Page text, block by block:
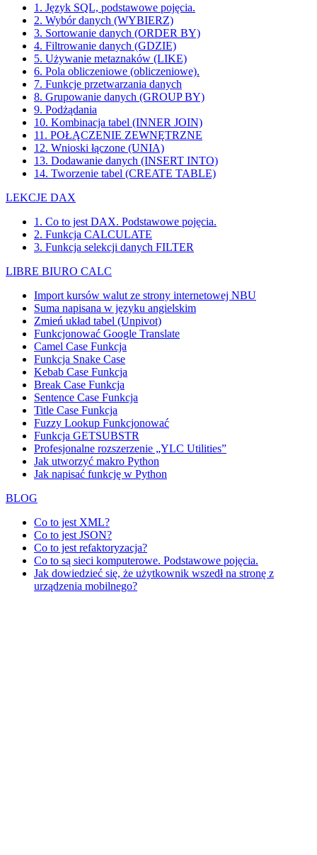
1. Język SQL, podstawowe pojęcia.
2. Wybór danych (WYBIERZ)
3. Sortowanie danych (ORDER BY)
4. Filtrowanie danych (GDZIE)
5. Używanie metaznaków (LIKE)
6. Pola obliczeniowe (obliczeniowe).
7. Funkcje przetwarzania danych
8. Grupowanie danych (GROUP BY)
9. Podżądania
10. Kombinacja tabel (INNER JOIN)
11. POŁĄCZENIE ZEWNĘTRZNE
12. Wnioski łączone (UNIA)
13. Dodawanie danych (INSERT INTO)
14. Tworzenie tabel (CREATE TABLE)
LEKCJE DAX
1. Co to jest DAX. Podstawowe pojęcia.
2. Funkcja CALCULATE
3. Funkcja selekcji danych FILTER
LIBRE BIURO CALC
Import kursów walut ze strony internetowej NBU
Suma napisana w języku angielskim
Zmień układ tabel (Unpivot)
Funkcjonować Google Translate
Camel Case Funkcja
Funkcja Snake Case
Kebab Case Funkcja
Break Case Funkcja
Sentence Case Funkcja
Title Case Funkcja
Fuzzy Lookup Funkcjonować
Funkcja GETSUBSTR
Profesjonalne rozszerzenie „YLC Utilities”
Jak utworzyć makro Python
Jak napisać funkcję w Python
BLOG
Co to jest XML?
Co to jest JSON?
Co to jest refaktoryzacja?
Co to są sieci komputerowe. Podstawowe pojęcia.
Jak dowiedzieć się, że użytkownik wszedł na stronę z
urządzenia mobilnego?